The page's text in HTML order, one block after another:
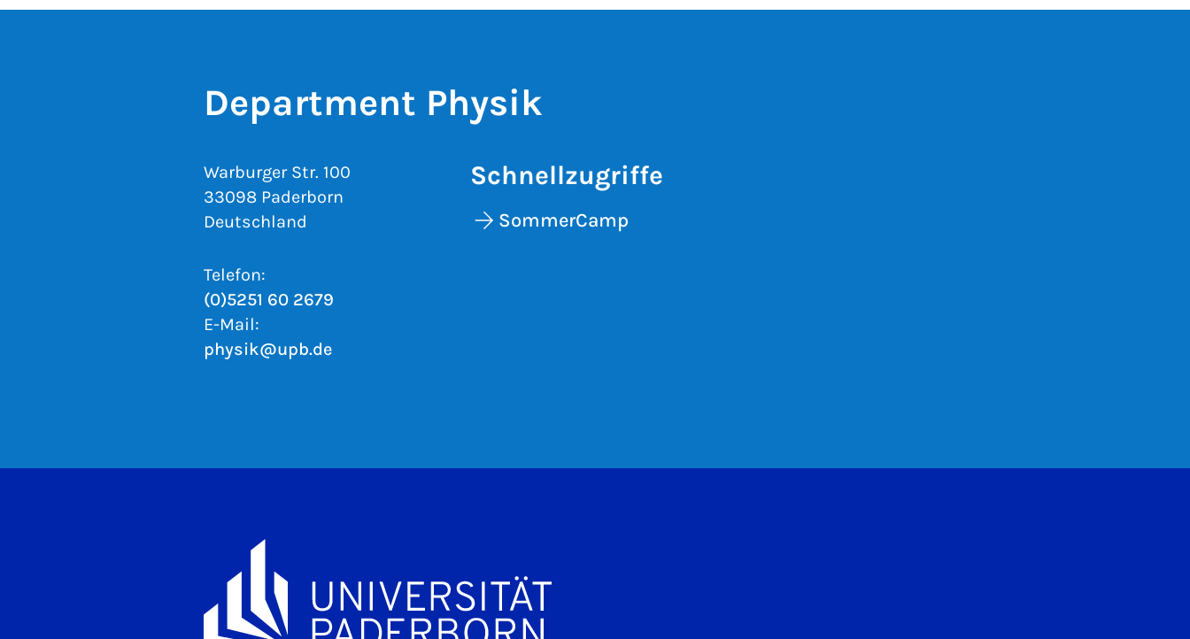
Department Physik
Warburger Str. 100
33098 Paderborn
Deutschland
Telefon:
(0)5251 60 2679
E-Mail:
physik@upb.de
Schnellzugriffe
SommerCamp